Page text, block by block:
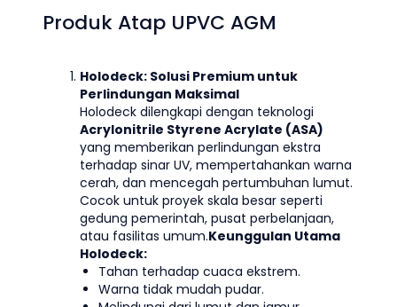
Produk Atap UPVC AGM
Holodeck: Solusi Premium untuk
Perlindungan Maksimal
Holodeck dilengkapi dengan teknologi
Acrylonitrile Styrene Acrylate (ASA)
yang memberikan perlindungan ekstra
terhadap sinar UV, mempertahankan warna
cerah, dan mencegah pertumbuhan lumut.
Cocok untuk proyek skala besar seperti
gedung pemerintah, pusat perbelanjaan,
atau fasilitas umum.Keunggulan Utama
Holodeck:
Tahan terhadap cuaca ekstrem.
Warna tidak mudah pudar.